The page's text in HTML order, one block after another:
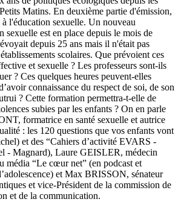
Matins. En deuxième partie d'émission,
à l'éducation sexuelle. Un nouveau
sexuelle est en place depuis le mois de
depuis 25 ans mais il n'était pas
scolaires. Que prévoient ces
et sexuelle ? Les professeurs sont-ils
? Ces quelques heures peuvent-elles
connaissance du respect de soi, de son
? Cette formation permettra-t-elle de
subies par les enfants ? On en parle
formatrice en santé sexuelle et autrice
: les 120 questions que vos enfants vont
et des “Cahiers d’activité EVARS -
- Magnard), Laure GEISLER, médecin
média “Le cœur net” (en podcast et
et Max BRISSON, sénateur
et vice-Président de la commission de
et de la communication.